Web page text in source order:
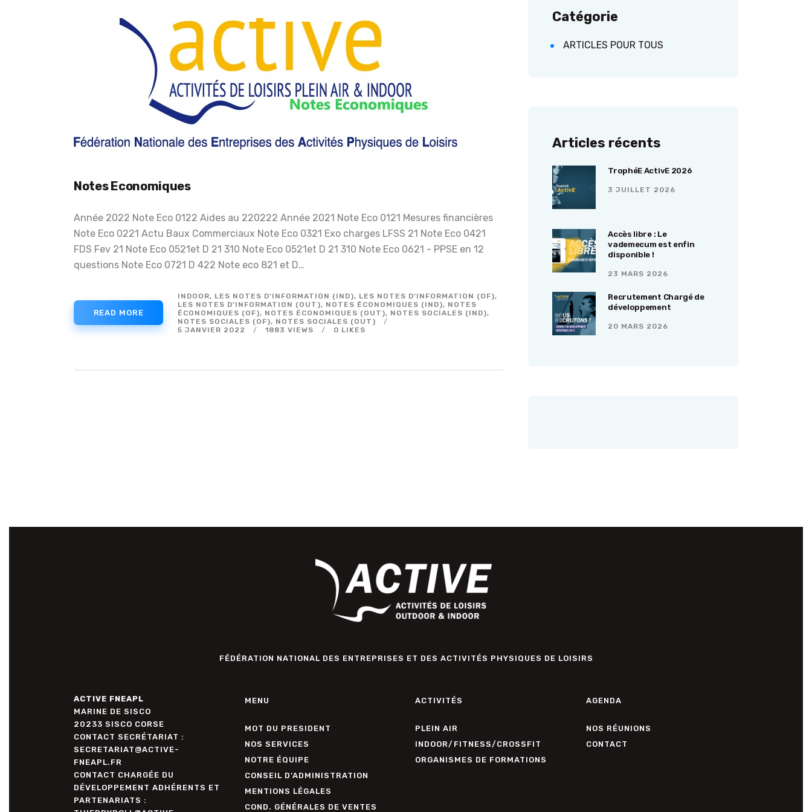
J’ADHÈRE EN LIGNE
SE CONNECTER
Notes Economiques
Année 2022 Note Eco 0122 Aides au 220222 Année 2021 Note Eco 0121 Mesures financières
Note Eco 0221 Actu Baux Commerciaux Note Eco 0321 Exo charges LFSS 21 Note Eco 0421
FDS Fev 21 Note Eco 0521et D 21 310 Note Eco 0521et D 21 310 Note Eco 0621 - PPSE en 12
questions Note Eco 0721 D 422 Note eco 821 et D…
READ MORE
INDOOR, LES NOTES D’INFORMATION (IND), LES NOTES D’INFORMATION (OF),
LES NOTES D’INFORMATION (OUT), NOTES ÉCONOMIQUES (IND), NOTES
ÉCONOMIQUES (OF), NOTES ÉCONOMIQUES (OUT), NOTES SOCIALES (IND),
NOTES SOCIALES (OF), NOTES SOCIALES (OUT)
5 JANVIER 2022
1883 VIEWS 0 LIKES
Catégorie
ARTICLES POUR TOUS
Articles récents
TrophéE ActivE 2026
3 JUILLET 2026
Accès libre : Le
vademecum est enfin
disponible !
23 MARS 2026
Recrutement Chargé de
développement
20 MARS 2026
FÉDÉRATION NATIONAL DES ENTREPRISES ET DES ACTIVITÉS PHYSIQUES DE LOISIRS
ACTIVE FNEAPL
MARINE DE SISCO
20233 SISCO CORSE
CONTACT SECRÉTARIAT :
SECRETARIAT@ACTIVE-
FNEAPL.FR
CONTACT CHARGÉE DU
DÉVELOPPEMENT ADHÉRENTS ET
PARTENARIATS :
MENU
MOT DU PRESIDENT
NOS SERVICES
NOTRE ÉQUIPE
CONSEIL D’ADMINISTRATION
MENTIONS LÉGALES
COND. GÉNÉRALES DE VENTES
ACTIVITÉS
PLEIN AIR
INDOOR/FITNESS/CROSSFIT
ORGANISMES DE FORMATIONS
AGENDA
NOS RÉUNIONS
CONTACT